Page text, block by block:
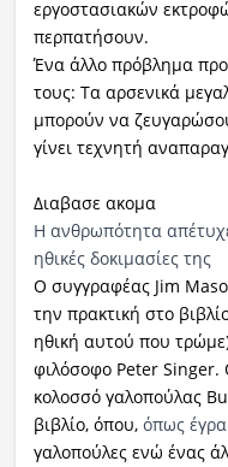
εργοστασιακών
περπατήσουν.
Ένα άλλο πρόβλημα
τους: Τα αρσενικά
μπορούν να
γίνει τεχνητή
Διαβασε ακομα
Η ανθρωπότητα
ηθικές δοκιμασίες της
Ο συγγραφέας Jim
την πρακτική στο
ηθική αυτού που
φιλόσοφο Peter Singer.
κολοσσό γαλοπούλας
βιβλίο, όπου, όπως
γαλοπούλες ενώ ένας